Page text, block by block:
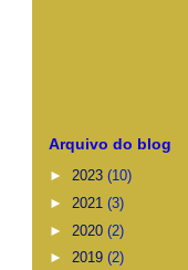
Arquivo do blog
► 2023 (10)
► 2021 (3)
► 2020 (2)
► 2019 (2)